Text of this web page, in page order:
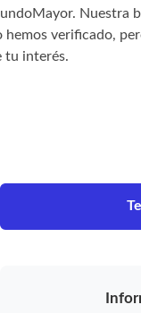
Nuestra
hemos verificado,
tu interés.